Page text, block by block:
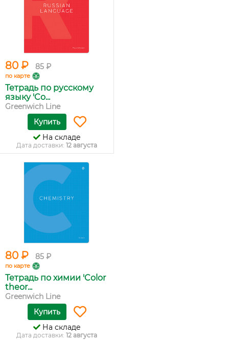
80 ₽ 85 ₽
по карте
Тетрадь по русскому
языку 'Co...
Greenwich Line
Купить
На складе
Дата доставки: 12 августа
80 ₽ 85 ₽
по карте
Тетрадь по химии 'Color
theor...
Greenwich Line
Купить
На складе
Дата доставки: 12 августа